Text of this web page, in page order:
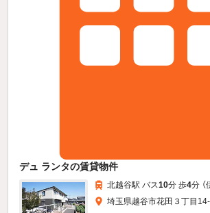
デュ ランタの賃貸物件
北越谷駅 バス10分 歩4分 （
埼玉県越谷市花田３丁目